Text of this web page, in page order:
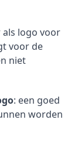
als logo voor
voor de
niet
: een goed
worden